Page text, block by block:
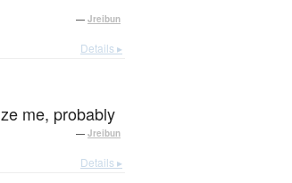
— Jreibun
Details ▸
me, probably
— Jreibun
Details ▸